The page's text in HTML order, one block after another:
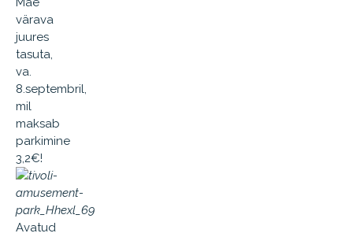
värava
juures
tasuta,
va.
8.septembril,
mil
maksab
parkimine
3,2€!
Avatud